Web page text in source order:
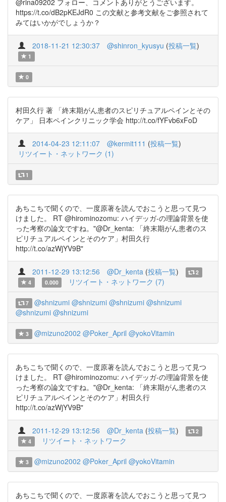
@rina09202 フォロー、コメントありがとうございます。
https://t.co/dB2pKEJdR0 この文献と参考文献をご参照されて
みてはいかがでしょうか？
2018-11-21 12:30:37 @shinron_kyusyu (投稿一覧)
1
0
村田久行 著 「終末期がん患者のスピリチュアルペインとその
ケア」 日本ペインクリニック学会 http://t.co/fYFvb6xFoD
2014-04-23 12:11:07 @kermit111 (投稿一覧)
リツイート・ネットワーク (1)
1
あちこちで聞くので、一度原著を読んでおこうと思って見つ
けました。 RT @hirominozomu: ハイデッガ-の理論背景を使
った考察の論文ですね。"@Dr_kenta: 「終末期がん患者のス
ピリチュアルペインとそのケア」村田久行
http://t.co/azWjYV9B"
2011-12-29 13:12:56 @Dr_kenta (投稿一覧)
2
4
0.000 リツイート・ネットワーク (7)
7 @shnizumi @shnizumi @shnizumi @shnizumi
@shnizumi @shnizumi
3 @mizuno2002 @Poker_April @yokoVitamin
あちこちで聞くので、一度原著を読んでおこうと思って見つ
けました。 RT @hirominozomu: ハイデッガ-の理論背景を使
った考察の論文ですね。"@Dr_kenta: 「終末期がん患者のス
ピリチュアルペインとそのケア」村田久行
http://t.co/azWjYV9B"
2011-12-29 13:12:56 @Dr_kenta (投稿一覧)
2
4
リツイート・ネットワーク
3 @mizuno2002 @Poker_April @yokoVitamin
あちこちで聞くので、一度原著を読んでおこうと思って見つ